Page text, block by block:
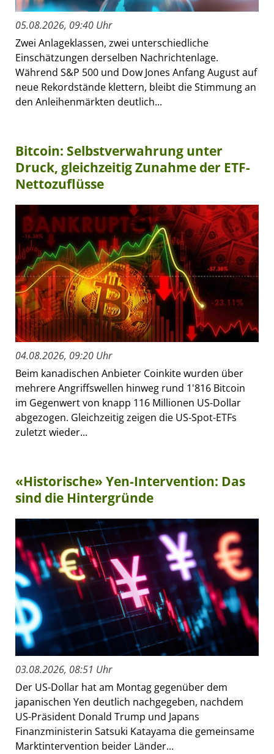
05.08.2026, 09:40 Uhr
Zwei Anlageklassen, zwei unterschiedliche
Einschätzungen derselben Nachrichtenlage.
Während S&P 500 und Dow Jones Anfang August auf
neue Rekordstände klettern, bleibt die Stimmung an
den Anleihenmärkten deutlich...
Bitcoin: Selbstverwahrung unter
Druck, gleichzeitig Zunahme der ETF-
Nettozuflüsse
04.08.2026, 09:20 Uhr
Beim kanadischen Anbieter Coinkite wurden über
mehrere Angriffswellen hinweg rund 1'816 Bitcoin
im Gegenwert von knapp 116 Millionen US-Dollar
abgezogen. Gleichzeitig zeigen die US-Spot-ETFs
zuletzt wieder...
«Historische» Yen-Intervention: Das
sind die Hintergründe
03.08.2026, 08:51 Uhr
Der US-Dollar hat am Montag gegenüber dem
japanischen Yen deutlich nachgegeben, nachdem
US-Präsident Donald Trump und Japans
Finanzministerin Satsuki Katayama die gemeinsame
Marktintervention beider Länder...